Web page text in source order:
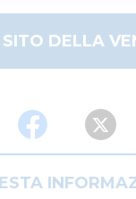
DELLA